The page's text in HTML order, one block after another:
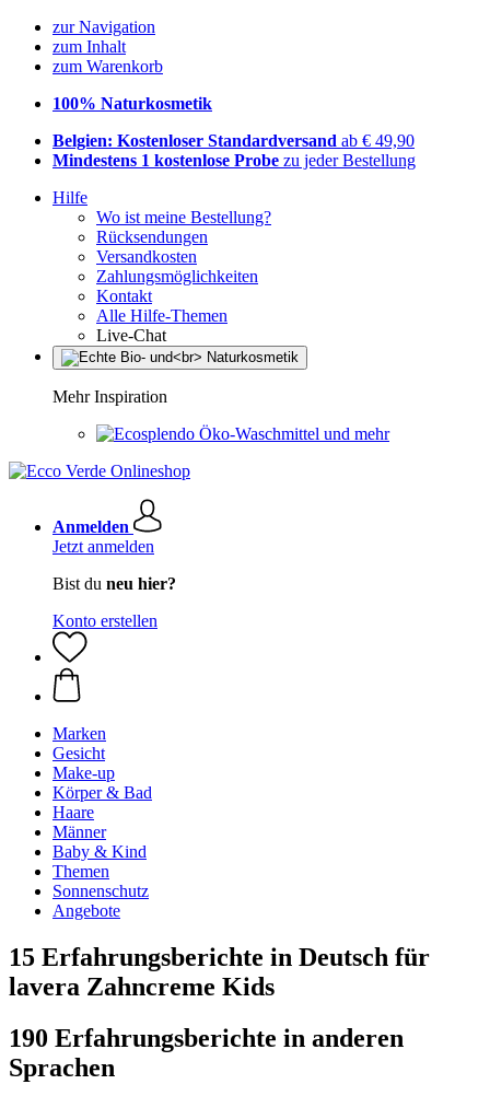
zur Navigation
zum Inhalt
zum Warenkorb
100% Naturkosmetik
Belgien: Kostenloser Standardversand ab € 49,90
Mindestens 1 kostenlose Probe zu jeder Bestellung
Hilfe
Wo ist meine Bestellung?
Rücksendungen
Versandkosten
Zahlungsmöglichkeiten
Kontakt
Alle Hilfe-Themen
Live-Chat
Mehr Inspiration
Öko-Waschmittel und mehr
Anmelden
Jetzt anmelden
Bist du neu hier?
Konto erstellen
Marken
Gesicht
Make-up
Körper & Bad
Haare
Männer
Baby & Kind
Themen
Sonnenschutz
Angebote
15 Erfahrungsberichte in Deutsch für
lavera Zahncreme Kids
190 Erfahrungsberichte in anderen
Sprachen